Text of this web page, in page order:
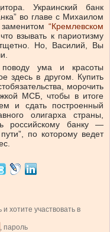
Украинский банк
во главе с Михаилом
“Кремлевском
взывать к париотизму
Но, Василий, Вы
поводу ума и красоты
здесь в другом. Купить
морочить
МСБ, чтобы в итоге
и сдать построенный
олигарха страны,
российскому банку —
по которому ведет
хотите участвовать в
, пароль